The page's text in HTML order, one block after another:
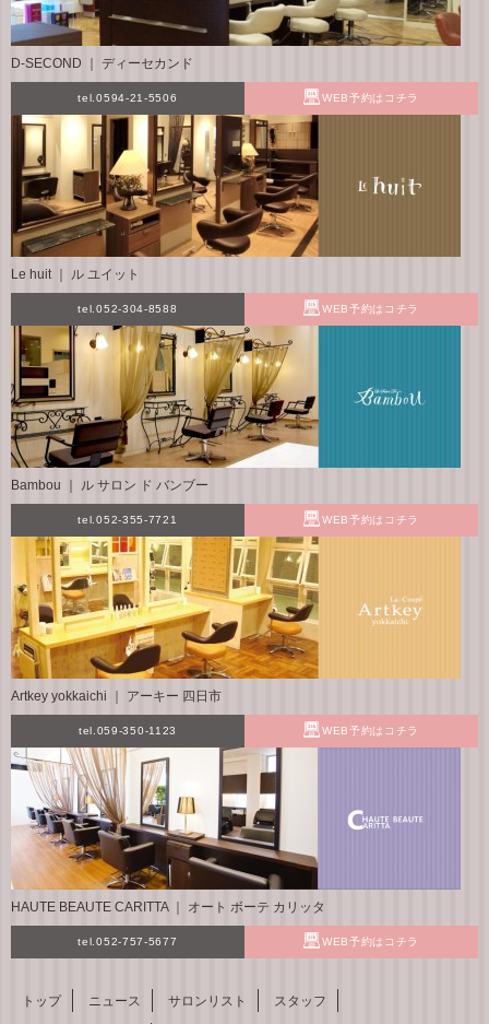
D-SECOND ｜ ディーセカンド
tel.0594-21-5506 WEB予約はコチラ
Le huit ｜ ル ユイット
tel.052-304-8588 WEB予約はコチラ
Bambou ｜ ル サロン ド バンブー
tel.052-355-7721 WEB予約はコチラ
Artkey yokkaichi ｜ アーキー 四日市
tel.059-350-1123 WEB予約はコチラ
HAUTE BEAUTE CARITTA ｜ オート ボーテ カリッタ
tel.052-757-5677 WEB予約はコチラ
トップ ニュース サロンリスト スタッフ